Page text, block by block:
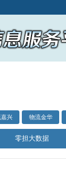
兴 物流金华
零担大数据